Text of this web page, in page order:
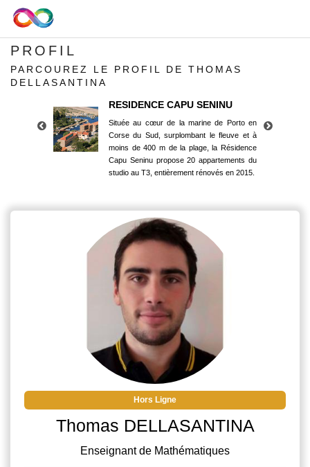
PROFIL
PARCOUREZ LE PROFIL DE THOMAS
DELLASANTINA
RESIDENCE CAPU SENINU
Située au cœur de la marine de Porto en
Corse du Sud, surplombant le fleuve et à
moins de 400 m de la plage, la Résidence
Capu Seninu propose 20 appartements du
studio au T3, entièrement rénovés en 2015.
Corse du Sud, surplombant le fleuve et à
moins de 400 m de la plage, la Résidence
Capu Seninu propose 20 appartements du
studio au T3, entièrement rénovés en 2015.
Hors Ligne
Thomas DELLASANTINA
Enseignant de Mathématiques